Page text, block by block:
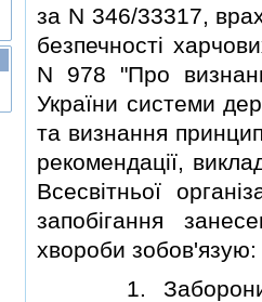
за N 346/33317,
безпечностi
N 978 "Про
України системи
та визнання
рекомендацiї,
Всесвiтньої
запобiгання
хвороби зобов'язую:
1. Заборонити